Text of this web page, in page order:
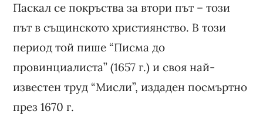
Паскал се покръства за втори път – този
път в същинското християнство. В този
период той пише “Писма до
провинциалиста” (1657 г.) и своя най-
известен труд “Мисли”, издаден посмъртно
през 1670 г.